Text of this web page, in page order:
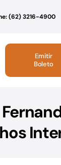
(62) 3216-4900
Emitir
Boleto